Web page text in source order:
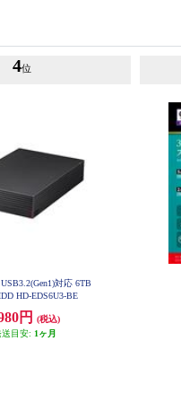
4位
対応 6TB
HD-EDS6U3-BE
円
(税込)
目安: 1ヶ月